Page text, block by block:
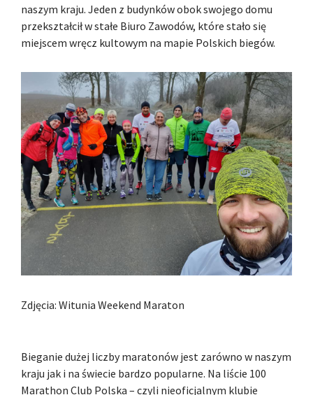
naszym kraju. Jeden z budynków obok swojego domu
przekształcił w stałe Biuro Zawodów, które stało się
miejscem wręcz kultowym na mapie Polskich biegów.
Zdjęcia: Witunia Weekend Maraton
Bieganie dużej liczby maratonów jest zarówno w naszym
kraju jak i na świecie bardzo popularne. Na liście 100
Marathon Club Polska – czyli nieoficjalnym klubie